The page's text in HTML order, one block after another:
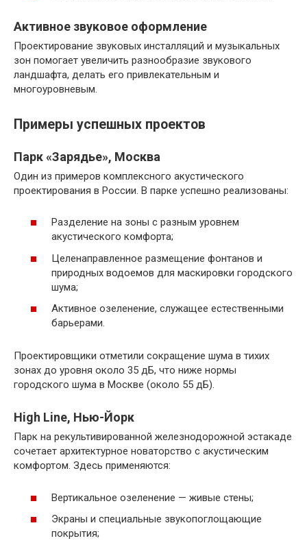
Активное звуковое оформление
Проектирование звуковых инсталляций и музыкальных
зон помогает увеличить разнообразие звукового
ландшафта, делать его привлекательным и
многоуровневым.
Примеры успешных проектов
Парк «Зарядье», Москва
Один из примеров комплексного акустического
проектирования в России. В парке успешно реализованы:
Разделение на зоны с разным уровнем
акустического комфорта;
Целенаправленное размещение фонтанов и
природных водоемов для маскировки городского
шума;
Активное озеленение, служащее естественными
барьерами.
Проектировщики отметили сокращение шума в тихих
зонах до уровня около 35 дБ, что ниже нормы
городского шума в Москве (около 55 дБ).
High Line, Нью-Йорк
Парк на рекультивированной железнодорожной эстакаде
сочетает архитектурное новаторство с акустическим
комфортом. Здесь применяются:
Вертикальное озеленение — живые стены;
Экраны и специальные звукопоглощающие
покрытия;